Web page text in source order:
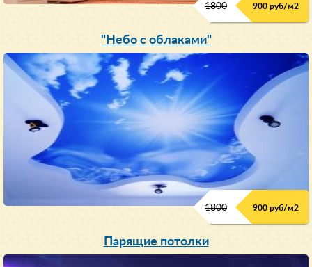
1800 900 руб/м2
"Небо с облаками"
1800 900 руб/м2
Парящие потолки